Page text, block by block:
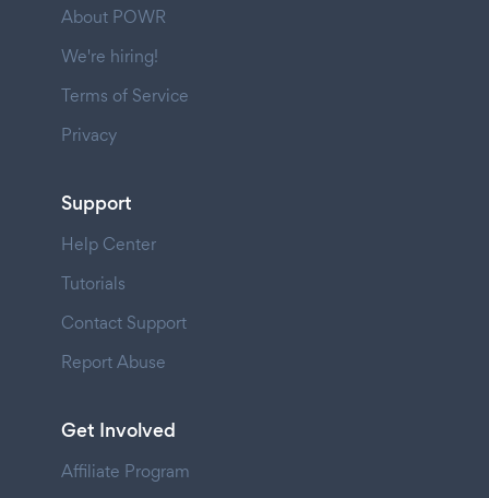
About POWR
We're hiring!
Terms of Service
Privacy
Support
Help Center
Tutorials
Contact Support
Report Abuse
Get Involved
Affiliate Program